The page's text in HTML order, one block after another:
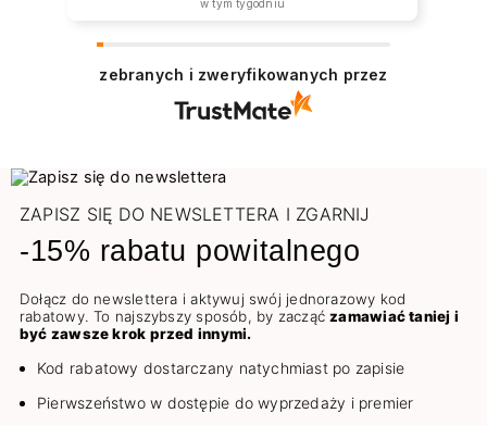
w tym tygodniu
zebranych i zweryfikowanych przez
ZAPISZ SIĘ DO NEWSLETTERA I ZGARNIJ
-15% rabatu powitalnego
Dołącz do newslettera i aktywuj swój jednorazowy kod
rabatowy. To najszybszy sposób, by zacząćzamawiać taniej i
być zawsze krok przed innymi.
Kod rabatowy dostarczany natychmiast po zapisie
Pierwszeństwo w dostępie do wyprzedaży i premier